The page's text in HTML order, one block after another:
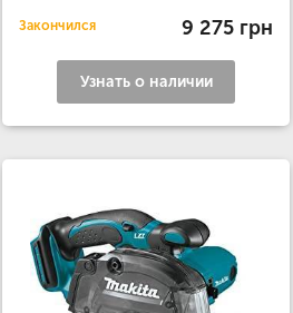
Закончился 9 275 грн
Узнать о наличии